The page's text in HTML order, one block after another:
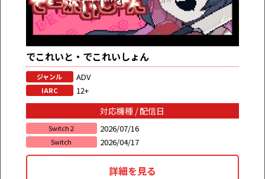
でこれいと・でこれいしょん
ジャンル ADV
IARC 12+
対応機種 / 配信日
Switch 2 2026/07/16
Switch 2026/04/17
詳細を見る